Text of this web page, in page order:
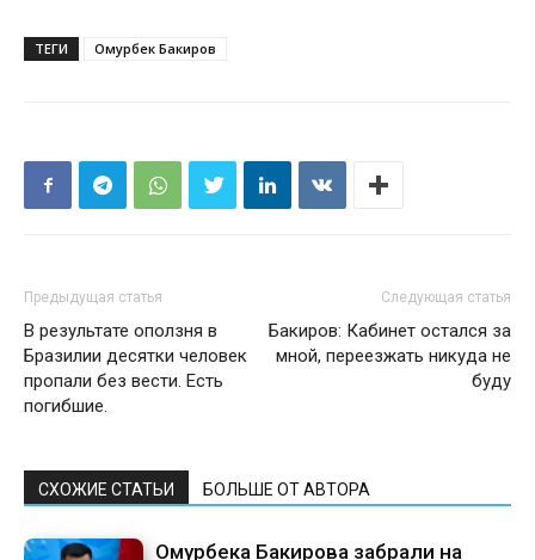
ТЕГИ Омурбек Бакиров
Предыдущая статья
В результате оползня в
Бразилии десятки человек
пропали без вести. Есть
погибшие.
Следующая статья
Бакиров: Кабинет остался за
мной, переезжать никуда не
буду
СХОЖИЕ СТАТЬИ БОЛЬШЕ ОТ АВТОРА
Омурбека Бакирова забрали на